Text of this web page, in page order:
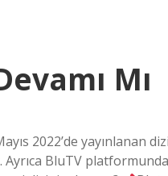
Mı
2022’de yayınlanan
BluTV